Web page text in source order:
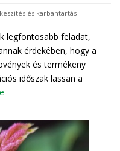
és karbantartás
legfontosabb feladat,
érdekében, hogy a
és termékeny
időszak lassan a